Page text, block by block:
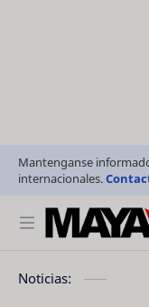
Mantenganse
internacionales.
Noticias: